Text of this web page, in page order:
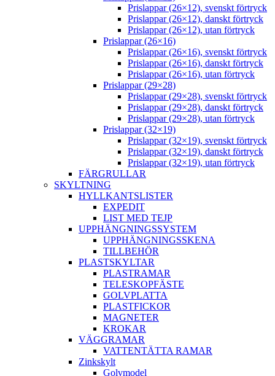
Prislappar (26×12), svenskt förtryck
Prislappar (26×12), danskt förtryck
Prislappar (26×12), utan förtryck
Prislappar (26×16)
Prislappar (26×16), svenskt förtryck
Prislappar (26×16), danskt förtryck
Prislappar (26×16), utan förtryck
Prislappar (29×28)
Prislappar (29×28), svenskt förtryck
Prislappar (29×28), danskt förtryck
Prislappar (29×28), utan förtryck
Prislappar (32×19)
Prislappar (32×19), svenskt förtryck
Prislappar (32×19), danskt förtryck
Prislappar (32×19), utan förtryck
FÄRGRULLAR
SKYLTNING
HYLLKANTSLISTER
EXPEDIT
LIST MED TEJP
UPPHÄNGNINGSSYSTEM
UPPHÄNGNINGSSKENA
TILLBEHÖR
PLASTSKYLTAR
PLASTRAMAR
TELESKOPFÄSTE
GOLVPLATTA
PLASTFICKOR
MAGNETER
KROKAR
VÄGGRAMAR
VATTENTÄTTA RAMAR
Zinkskylt
Golvmodel